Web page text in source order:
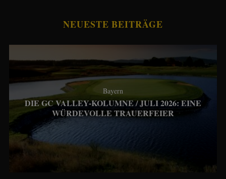
NEUESTE BEITRÄGE
Bayern
DIE GC VALLEY-KOLUMNE / JULI 2026: EINE
WÜRDEVOLLE TRAUERFEIER